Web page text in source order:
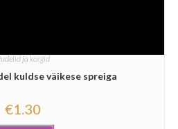
ja korgid
kuldse väikese spreiga
€1.30